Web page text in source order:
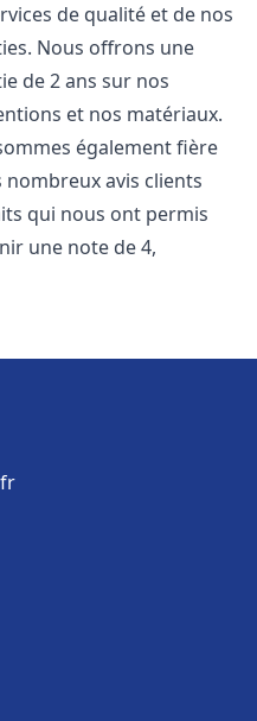
de qualité et de nos
Nous offrons une
de 2 ans sur nos
et nos matériaux.
également fière
nombreux avis clients
qui nous ont permis
une note de 4,